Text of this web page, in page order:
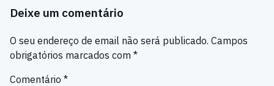
Deixe um comentário
O seu endereço de email não será publicado. Campos
obrigatórios marcados com *
Comentário *